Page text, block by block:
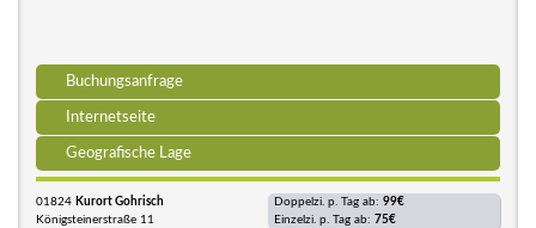
Buchungsanfrage
Internetseite
Geografische Lage
01824 Kurort Gohrisch
Königsteinerstraße 11
Doppelzi. p. Tag ab: 99€
Einzelzi. p. Tag ab: 75€